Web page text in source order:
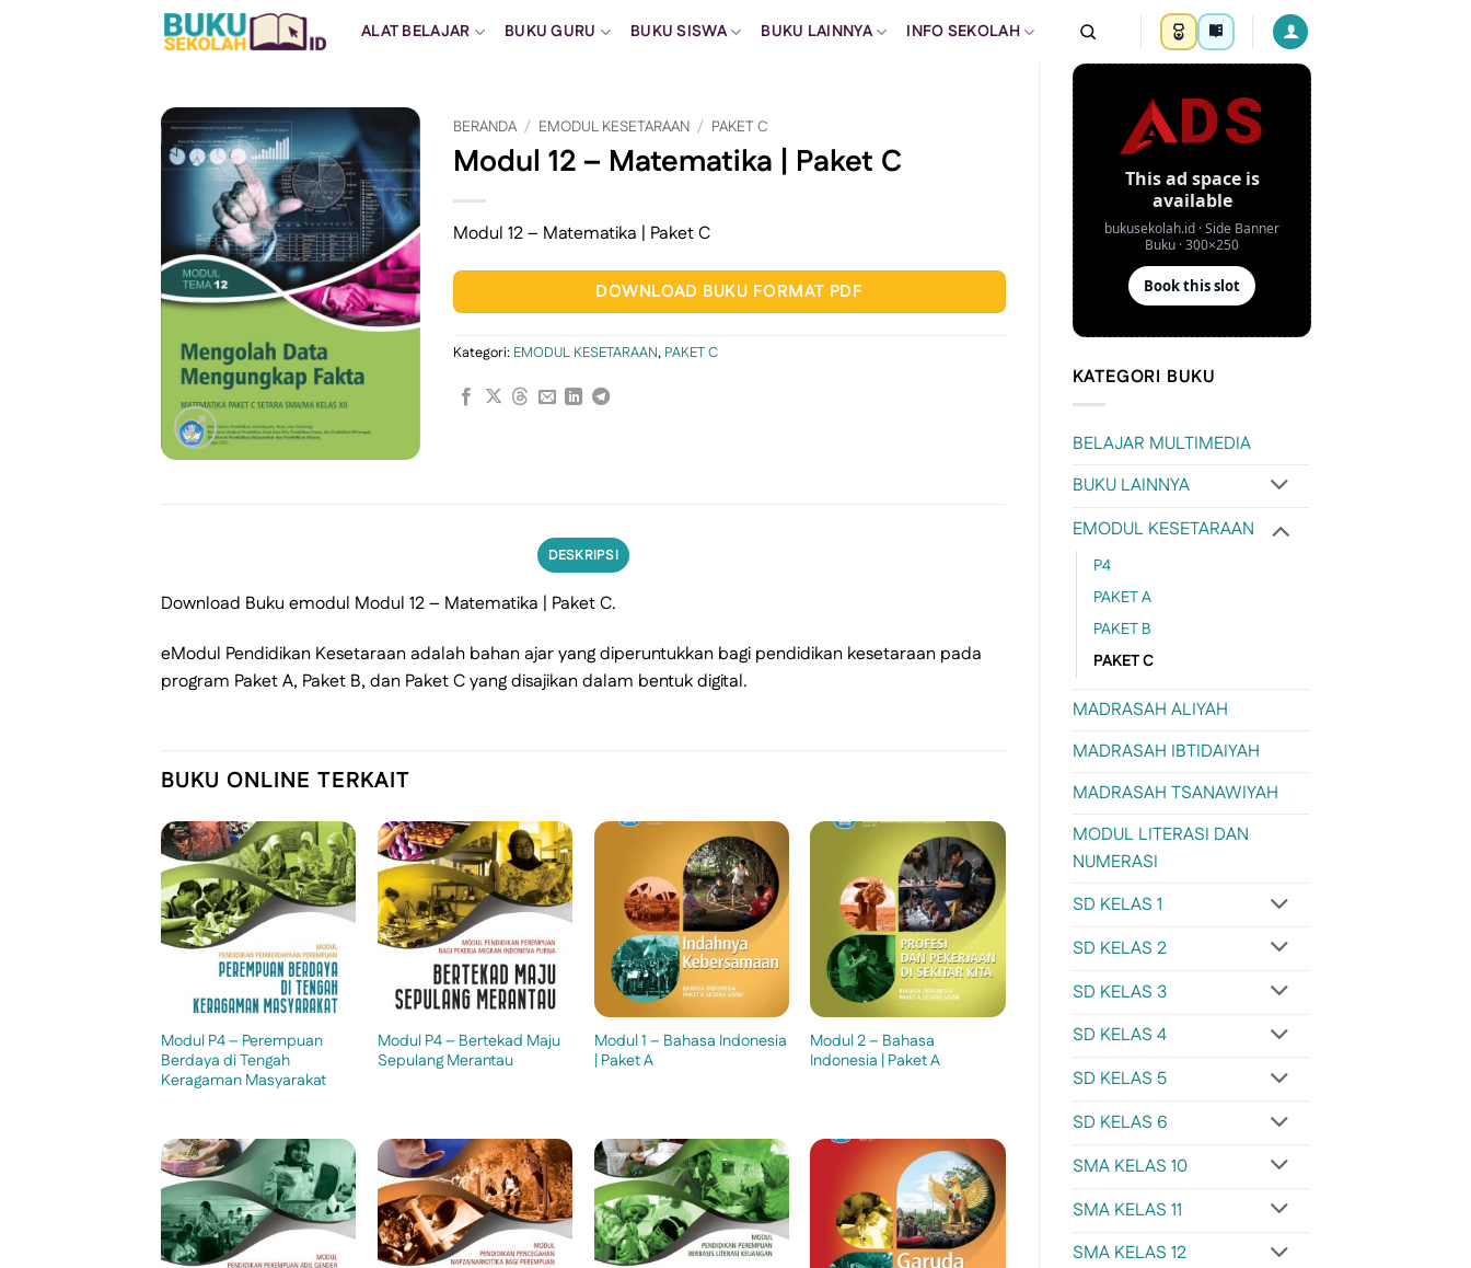
ALAT BELAJAR BUKU GURU BUKU SISWA BUKU LAINNYA INFO SEKOLAH
KATEGORI BUKU
BELAJAR MULTIMEDIA
BUKU LAINNYA
EMODUL KESETARAAN
P4
PAKET A
PAKET B
PAKET C
MADRASAH ALIYAH
MADRASAH IBTIDAIYAH
MADRASAH TSANAWIYAH
MODUL LITERASI DAN
NUMERASI
SD KELAS 1
SD KELAS 2
SD KELAS 3
SD KELAS 4
SD KELAS 5
SD KELAS 6
SMA KELAS 10
SMA KELAS 11
SMA KELAS 12
BERANDA / EMODUL KESETARAAN / PAKET C
Modul 12 – Matematika | Paket C
Modul 12 – Matematika | Paket C
DOWNLOAD BUKU FORMAT PDF
Kategori: EMODUL KESETARAAN, PAKET C
DESKRIPSI
Download Buku emodul Modul 12 – Matematika | Paket C.
eModul Pendidikan Kesetaraan adalah bahan ajar yang diperuntukkan bagi pendidikan kesetaraan pada
program Paket A, Paket B, dan Paket C yang disajikan dalam bentuk digital.
BUKU ONLINE TERKAIT
Modul P4 – Perempuan
Berdaya di Tengah
Keragaman Masyarakat
Modul P4 – Bertekad Maju
Sepulang Merantau
Modul 1 – Bahasa Indonesia
| Paket A
Modul 2 – Bahasa
Indonesia | Paket A